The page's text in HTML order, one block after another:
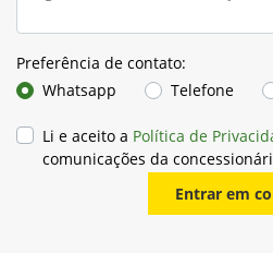
Preferência de contato:
Whatsapp
Telefone
Li e aceito a Política de
comunicações da
Entrar em